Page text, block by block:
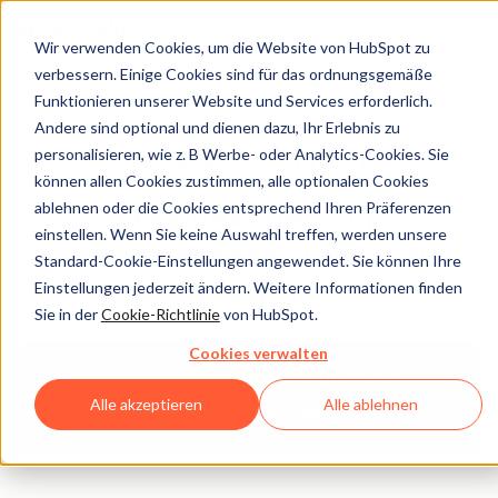
Wir verwenden Cookies, um die Website von HubSpot zu
verbessern. Einige Cookies sind für das ordnungsgemäße
Funktionieren unserer Website und Services erforderlich.
Andere sind optional und dienen dazu, Ihr Erlebnis zu
personalisieren, wie z. B Werbe- oder Analytics-Cookies. Sie
können allen Cookies zustimmen, alle optionalen Cookies
ablehnen oder die Cookies entsprechend Ihren Präferenzen
einstellen. Wenn Sie keine Auswahl treffen, werden unsere
Standard-Cookie-Einstellungen angewendet. Sie können Ihre
Einstellungen jederzeit ändern. Weitere Informationen finden
Sie in derCookie-Richtlinievon HubSpot.
Cookies verwalten
Alle akzeptieren Alle ablehnen
Legal Center
VEREINBARUNG ZUR
DATENVERARBEITUNG VON
HUBSPOT
Zurück zum Überblick über die
rechtlichen HubSpot-Webseiten